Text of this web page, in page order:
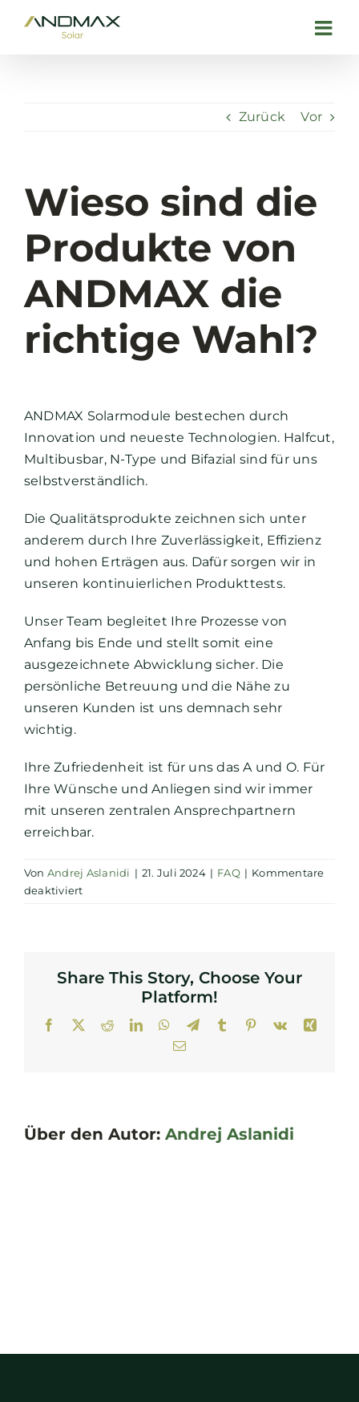
Inhalt
Zurück Vor
Wieso sind die
Produkte von
ANDMAX die
richtige Wahl?
ANDMAX Solarmodule bestechen durch
Innovation und neueste Technologien. Halfcut,
Multibusbar, N-Type und Bifazial sind für uns
selbstverständlich.
Die Qualitätsprodukte zeichnen sich unter
anderem durch Ihre Zuverlässigkeit, Effizienz
und hohen Erträgen aus. Dafür sorgen wir in
unseren kontinuierlichen Produkttests.
Unser Team begleitet Ihre Prozesse von
Anfang bis Ende und stellt somit eine
ausgezeichnete Abwicklung sicher. Die
persönliche Betreuung und die Nähe zu
unseren Kunden ist uns demnach sehr
wichtig.
Ihre Zufriedenheit ist für uns das A und O. Für
Ihre Wünsche und Anliegen sind wir immer
mit unseren zentralen Ansprechpartnern
erreichbar.
Von Andrej Aslanidi | 21. Juli 2024 | FAQ | Kommentare
deaktiviertfür
von
richtige
Share This Story, Choose Your
Platform!
Facebook
X RedditLinkedInWhatsApp
TelegramTumblr Pinterest
Vk
Xing
E-
Über den Autor: Andrej Aslanidi